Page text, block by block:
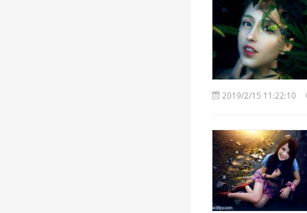
2019/2/15 11:22:10